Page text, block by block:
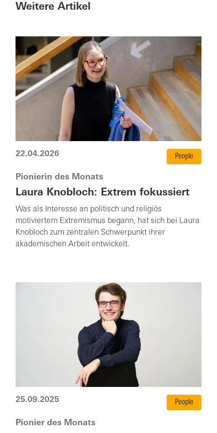
Weitere Artikel
22.04.2026 People
Pionierin des Monats
Laura Knobloch: Extrem fokussiert
Was als Interesse an politisch und religiös
motiviertem Extremismus begann, hat sich bei Laura
Knobloch zum zentralen Schwerpunkt ihrer
akademischen Arbeit entwickelt.
25.09.2025 People
Pionier des Monats